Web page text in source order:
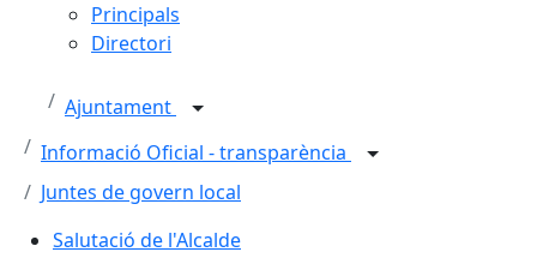
Principals
Directori
Ajuntament
Informació Oficial - transparència
Juntes de govern local
Salutació de l'Alcalde